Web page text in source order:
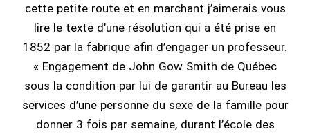
cette petite route et en marchant j’aimerais vous
lire le texte d’une résolution qui a été prise en
1852 par la fabrique afin d’engager un professeur.
« Engagement de John Gow Smith de Québec
sous la condition par lui de garantir au Bureau les
services d’une personne du sexe de la famille pour
donner 3 fois par semaine, durant l’école des